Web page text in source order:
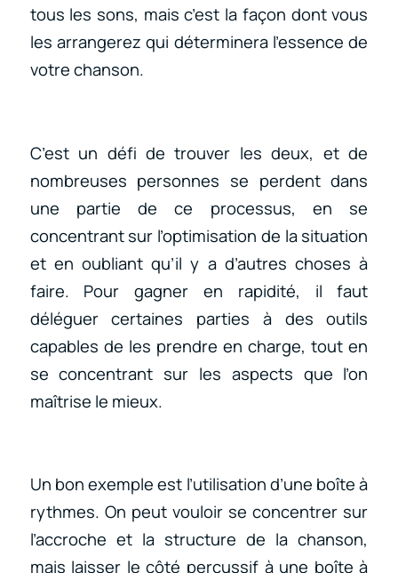
tous les sons, mais c’est la façon dont vous
les arrangerez qui déterminera l’essence de
votre chanson.
C’est un défi de trouver les deux, et de
nombreuses personnes se perdent dans
une partie de ce processus, en se
concentrant sur l’optimisation de la situation
et en oubliant qu’il y a d’autres choses à
faire. Pour gagner en rapidité, il faut
déléguer certaines parties à des outils
capables de les prendre en charge, tout en
se concentrant sur les aspects que l’on
maîtrise le mieux.
Un bon exemple est l’utilisation d’une boîte à
rythmes. On peut vouloir se concentrer sur
l’accroche et la structure de la chanson,
mais laisser le côté percussif à une boîte à